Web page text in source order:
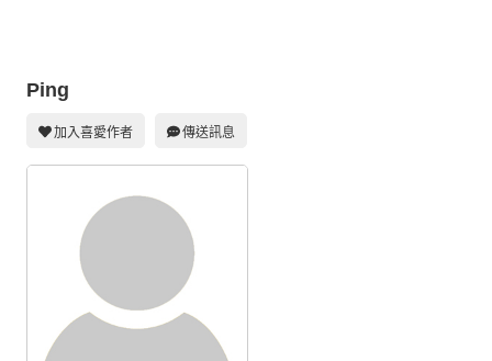
攤位轉讓區
會員中心
Ping
加入喜愛作者 傳送訊息